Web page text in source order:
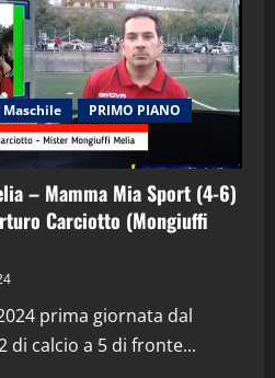
Maschile
PRIMO PIANO
– Mamma Mia Sport (4-6)
Carciotto (Mongiuffi
prima giornata dal
di calcio a 5 di fronte...
in Podcast: 29^ Puntata
28 Aprile 2026)
2026